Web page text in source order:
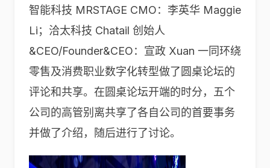
智能科技 MRSTAGE CMO：李英华 Maggie
Li；洽太科技 Chatail 创始人
&CEO/Founder&CEO：宣政 Xuan 一同环绕
零售及消费职业数字化转型做了圆桌论坛的
评论和共享。在圆桌论坛开端的时分，五个
公司的高管别离共享了各自公司的首要事务
并做了介绍，随后进行了讨论。